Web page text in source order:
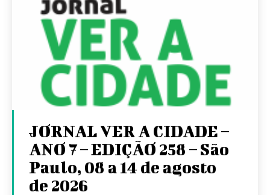
JORNAL VER A CIDADE –
ANO 7 – EDIÇÃO 258 – São
Paulo, 08 a 14 de agosto
de 2026